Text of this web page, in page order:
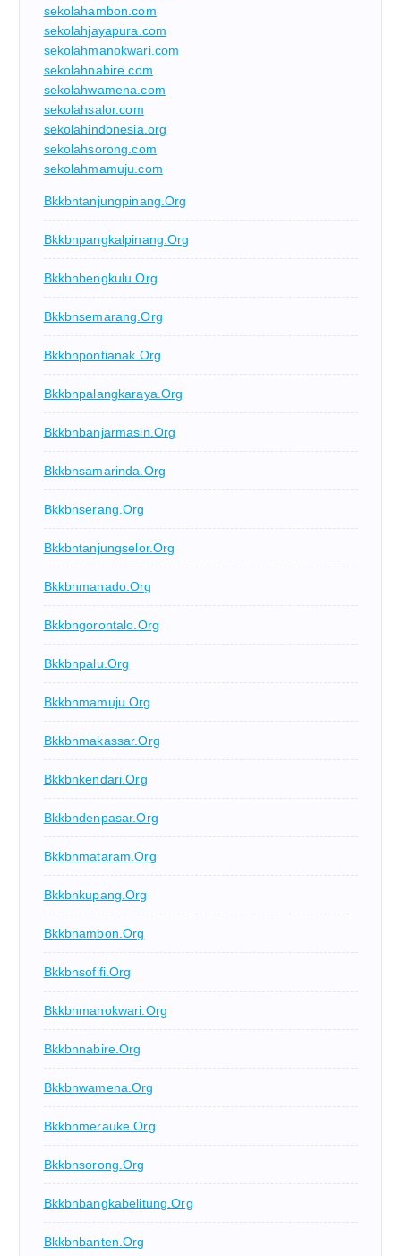
sekolahambon.com
sekolahjayapura.com
sekolahmanokwari.com
sekolahnabire.com
sekolahwamena.com
sekolahsalor.com
sekolahindonesia.org
sekolahsorong.com
sekolahmamuju.com
Bkkbntanjungpinang.org
Bkkbnpangkalpinang.org
Bkkbnbengkulu.org
Bkkbnsemarang.org
Bkkbnpontianak.org
Bkkbnpalangkaraya.org
Bkkbnbanjarmasin.org
Bkkbnsamarinda.org
Bkkbnserang.org
Bkkbntanjungselor.org
Bkkbnmanado.org
Bkkbngorontalo.org
Bkkbnpalu.org
Bkkbnmamuju.org
Bkkbnmakassar.org
Bkkbnkendari.org
Bkkbndenpasar.org
Bkkbnmataram.org
Bkkbnkupang.org
Bkkbnambon.org
Bkkbnsofifi.org
Bkkbnmanokwari.org
Bkkbnnabire.org
Bkkbnwamena.org
Bkkbnmerauke.org
Bkkbnsorong.org
Bkkbnbangkabelitung.org
Bkkbnbanten.org